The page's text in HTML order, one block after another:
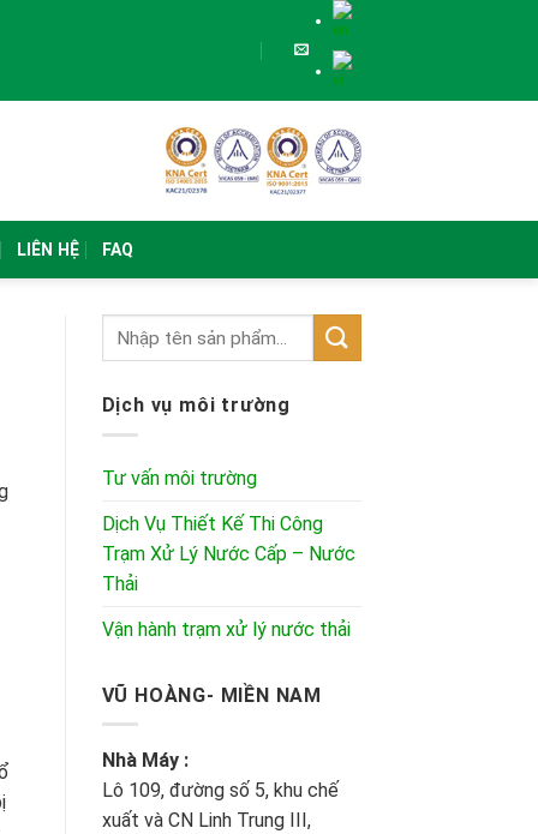
LIÊN HỆ FAQ
Dịch vụ môi trường
Tư vấn môi trường
Dịch Vụ Thiết Kế Thi Công
Trạm Xử Lý Nước Cấp – Nước
Thải
Vận hành trạm xử lý nước thải
VŨ HOÀNG- MIỀN NAM
Nhà Máy :
Lô 109, đường số 5, khu chế
xuất và CN Linh Trung III,